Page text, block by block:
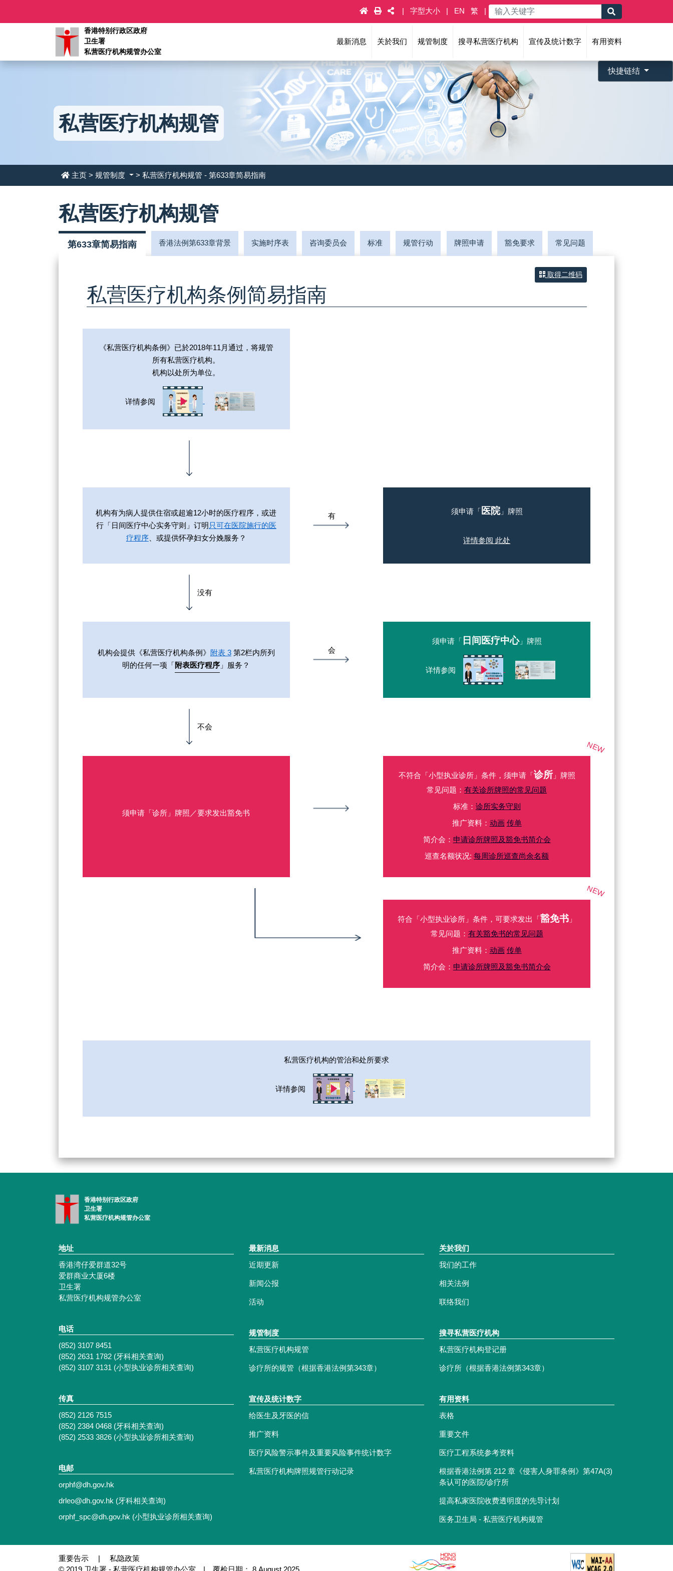
字型大小 EN 繁
香港特别行政区政府
卫生署
私营医疗机构规管办公室
最新消息 关於我们 规管制度 搜寻私营医疗机构 宣传及统计数字 有用资料
快捷链结
私营医疗机构规管
主页 > 规管制度 > 私营医疗机构规管 - 第633章简易指南
私营医疗机构规管
第633章简易指南 香港法例第633章背景 实施时序表 咨询委员会 标准 规管行动 牌照申请 豁免要求 常见问题
取得二维码
私营医疗机构条例简易指南
《私营医疗机构条例》已於2018年11月通过，将规管
所有私营医疗机构。
机构以处所为单位。
详情参阅
机构有为病人提供住宿或超逾12小时的医疗程序，或进
行「日间医疗中心实务守则」订明只可在医院施行的医
疗程序、或提供怀孕妇女分娩服务？
有
须申请「 医院」牌照
详情参阅 此处
没有
机构会提供《私营医疗机构条例》 附表 3第2栏内所列
明的任何一项「附表医疗程序 」服务？
会
须申请「 日间医疗中心」牌照
详情参阅
不会
须申请「诊所」牌照／要求发出豁免书
NEW
不符合「小型执业诊所」条件，须申请「 诊所」牌照
常见问题：有关诊所牌照的常见问题
标准： 诊所实务守则
推广资料： 动画 传单
简介会： 申请诊所牌照及豁免书简介会
巡查名额状况:每周诊所巡查尚余名额
NEW
符合「小型执业诊所」条件，可要求发出「 豁免书」
常见问题： 有关豁免书的常见问题
推广资料： 动画 传单
简介会： 申请诊所牌照及豁免书简介会
私营医疗机构的管治和处所要求
详情参阅
香港特别行政区政府
卫生署
私营医疗机构规管办公室
地址
香港湾仔爱群道32号
爱群商业大厦6楼
卫生署
私营医疗机构规管办公室
电话
(852) 3107 8451
(852) 2631 1782 (牙科相关查询)
(852) 3107 3131 (小型执业诊所相关查询)
传真
(852) 2126 7515
(852) 2384 0468 (牙科相关查询)
(852) 2533 3826 (小型执业诊所相关查询)
电邮
orphf@dh.gov.hk
drleo@dh.gov.hk (牙科相关查询)
orphf_spc@dh.gov.hk (小型执业诊所相关查询)
最新消息
近期更新
新闻公报
活动
关於我们
我们的工作
相关法例
联络我们
规管制度
私营医疗机构规管
诊疗所的规管（根据香港法例第343章）
搜寻私营医疗机构
私营医疗机构登记册
诊疗所（根据香港法例第343章）
宣传及统计数字
给医生及牙医的信
推广资料
医疗风险警示事件及重要风险事件统计数字
私营医疗机构牌照规管行动记录
有用资料
表格
重要文件
医疗工程系统参考资料
根据香港法例第 212 章《侵害人身罪条例》第47A(3)
条认可的医院/诊疗所
提高私家医院收费透明度的先导计划
医务卫生局 - 私营医疗机构规管
重要告示
私隐政策